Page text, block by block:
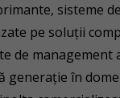
sisteme
pe soluţii
de
generație în